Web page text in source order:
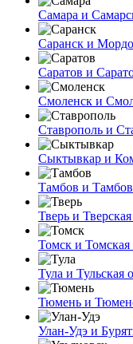
Самара и
Саранск и
Саратов и
Смоленск и
Ставрополь и
Сыктывкар и
Тамбов и
Тверь и
Томск и Томская
Тула и Тульская
Тюмень и
Улан-Удэ и